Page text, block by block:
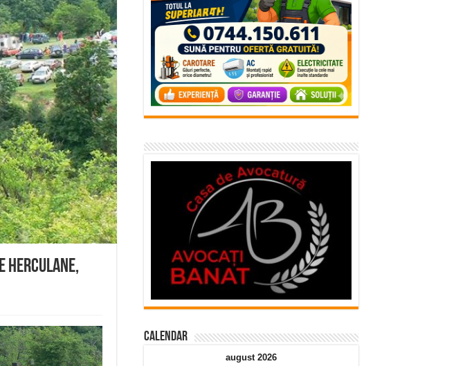
de sănătate VIDEO
VIDEO
și Plastomet
Severinului
Herculane,
Calendar
august 2026